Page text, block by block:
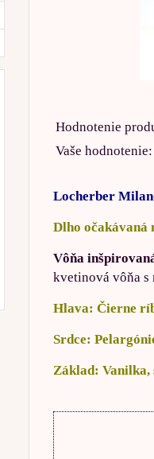
Hodnotenie
Vaše hodnotenie:
Locherber
Dlho
Vôňa
kvetinová vôňa s
Hlava: Čierne
Srdce:
Základ: Vanilka,